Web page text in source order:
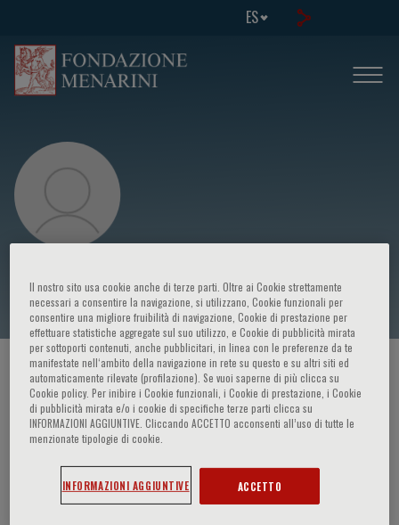
ES
Marla B. Sokolowski
HOME PAGE / CURSOS Y EVENTOS / ORADOR
Marla B. Sokolowski
Il nostro sito usa cookie anche di terze parti. Oltre ai Cookie strettamente
necessari a consentire la navigazione, si utilizzano, Cookie funzionali per
consentire una migliore fruibilità di navigazione, Cookie di prestazione per
effettuare statistiche aggregate sul suo utilizzo, e Cookie di pubblicità mirata
per sottoporti contenuti, anche pubblicitari, in linea con le preferenze da te
manifestate nell‘ambito della navigazione in rete su questo e su altri siti ed
automaticamente rilevate (profilazione). Se vuoi saperne di più clicca su
Cookie policy. Per inibire i Cookie funzionali, i Cookie di prestazione, i Cookie
di pubblicità mirata e/o i cookie di specifiche terze parti clicca su
INFORMAZIONI AGGIUNTIVE. Cliccando ACCETTO acconsenti all’uso di tutte le
menzionate tipologie di cookie.
INFORMAZIONI AGGIUNTIVE ACCETTO